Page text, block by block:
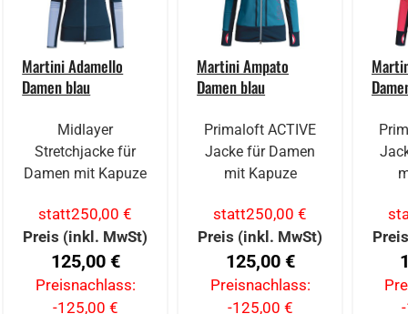
Martini Adamello
Damen blau
Midlayer
Stretchjacke für
Damen mit Kapuze
statt250,00 €
Preis (inkl. MwSt)
125,00 €
Preisnachlass:
-125,00 €
Martini Ampato
Damen blau
Primaloft ACTIVE
Jacke für Damen
mit Kapuze
statt250,00 €
Preis (inkl. MwSt)
125,00 €
Preisnachlass:
-125,00 €